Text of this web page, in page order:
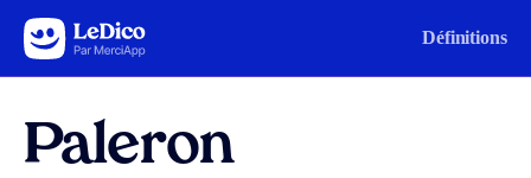
Aller au contenu Définitions
Paleron